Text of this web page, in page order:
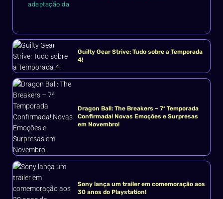
adaptação da
Guilty Gear Strive: Tudo sobre a Temporada
4!
Dragon Ball: The Breakers – 7ª Temporada
Confirmada! Novas Emoções e Surpresas
em Novembro!
Sony lança um trailer em comemoração aos
30 anos do Playstation!